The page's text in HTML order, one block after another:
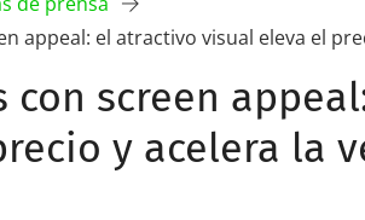
appeal: el atractivo visual eleva el
con screen
y acelera la